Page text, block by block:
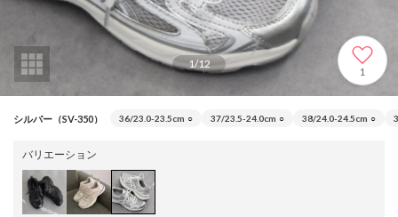
1/12
1
シルバー（SV-350） 36/23.0-23.5cm ○ 37/23.5-24.0cm ○ 38/24.0-24.5cm ○
バリエーション